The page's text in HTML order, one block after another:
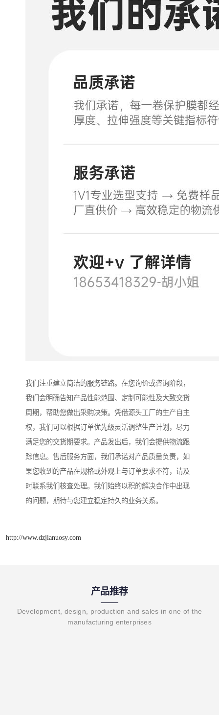
我们注重建立简洁的服务链路。在您询价或咨询阶段，
我们会明确告知产品性能范围、定制可能性及大致交货
周期，帮助您做出采购决策。凭借源头工厂的生产自主
权，我们可以根据订单优先级灵活调整生产计划，尽力
满足您的交货期要求。产品发出后，我们会提供物流跟
踪信息。售后服务方面，我们承诺对产品质量负责，如
果您收到的产品在规格或外观上与订单要求不符，请及
时联系我们核查处理。我们始终以积的解决合作中出现
的问题，期待与您建立稳定持久的业务关系。
http://www.dzjianuosy.com
产品推荐
Development, design, production and sales in one of the
manufacturing enterprises